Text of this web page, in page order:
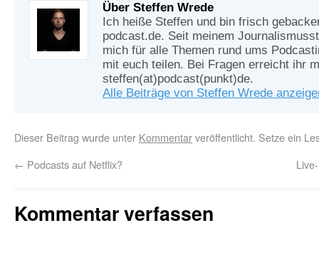
Über Steffen Wrede
Ich heiße Steffen und bin frisch
podcast.de. Seit meinem
mich für alle Themen rund ums
mit euch teilen. Bei Fragen erreicht ihr
steffen(at)podcast(punkt)de.
Alle Beiträge von Steffen Wrede
Dieser Beitrag wurde unter Kommentarveröffentlicht. Setze ein
← Podcasts auf Netflix?
Kommentar verfassen